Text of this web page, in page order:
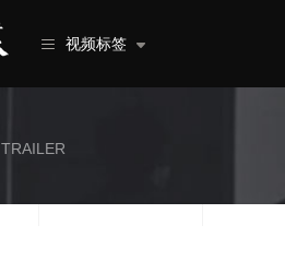
视频标签
TRAILER